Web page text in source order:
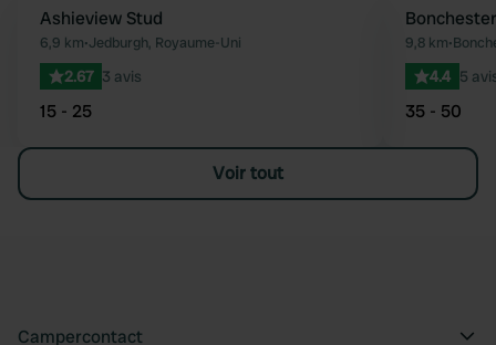
Préféré
Ashieview Stud
6,9 km•Jedburgh, Royaume-Uni
2.67 3 avis
15 - 25
9,8 km•
4.4 5
35 - 50
Voir tout
Campercontact